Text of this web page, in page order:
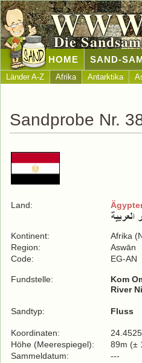
Die
HOME SAND-
Länder A-Z Afrika Antarktika
Sandprobe Nr.
Land:
Kontinent:
Afrika
Region:
Aswān
Code:
EG-AN
Fundstelle:
Kom
River
Sandtyp: Fluss
Koordinaten:
Höhe (Meerespiegel):
89m (±
Sammeldatum:
---